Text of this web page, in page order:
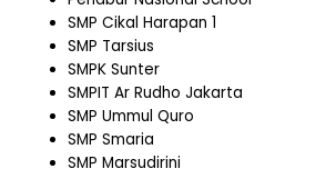
SMP Cikal Harapan 1
SMP Tarsius
SMPK Sunter
SMPIT Ar Rudho Jakarta
SMP Ummul Quro
SMP Smaria
SMP Marsudirini